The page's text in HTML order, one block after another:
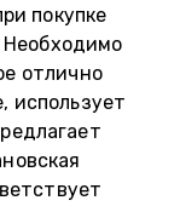
покупке
отлично
использует